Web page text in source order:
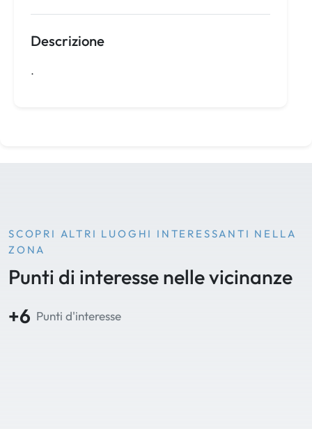
Descrizione
.
SCOPRI ALTRI LUOGHI INTERESSANTI NELLA
ZONA
Punti di interesse nelle vicinanze
+6 Punti d'interesse